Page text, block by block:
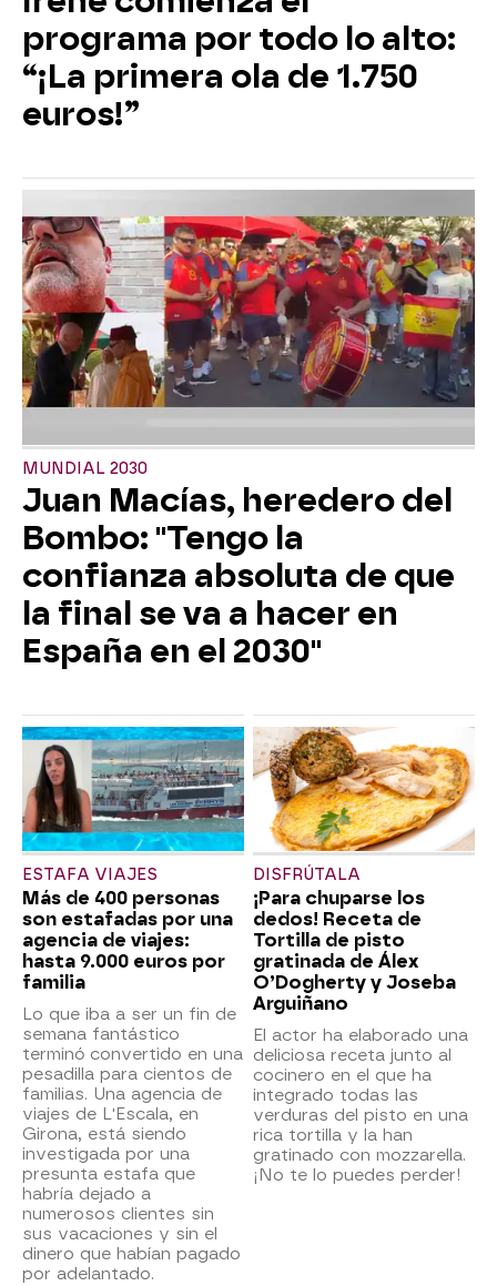
programa por todo lo alto:
“¡La primera ola de 1.750
euros!”
MUNDIAL 2030
Juan Macías, heredero del
Bombo: "Tengo la
confianza absoluta de que
la final se va a hacer en
España en el 2030"
ESTAFA VIAJES
Más de 400 personas
son estafadas por una
agencia de viajes:
hasta 9.000 euros por
familia
Lo que iba a ser un fin de
semana fantástico
terminó convertido en una
pesadilla para cientos de
familias. Una agencia de
viajes de L'Escala, en
Girona, está siendo
investigada por una
presunta estafa que
habría dejado a
numerosos clientes sin
sus vacaciones y sin el
dinero que habían pagado
por adelantado.
DISFRÚTALA
¡Para chuparse los
dedos! Receta de
Tortilla de pisto
gratinada de Álex
O’Dogherty y Joseba
Arguiñano
El actor ha elaborado una
deliciosa receta junto al
cocinero en el que ha
integrado todas las
verduras del pisto en una
rica tortilla y la han
gratinado con mozzarella.
¡No te lo puedes perder!